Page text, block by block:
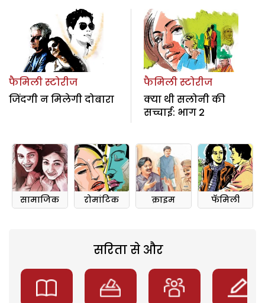
फैमिली स्टोरीज
जिंदगी न मिलेगी दोबारा
फैमिली स्टोरीज
क्या थी सलोनी की
सच्चाई: भाग 2
सामाजिक रोमांटिक क्राइम फॅमिली
सरिता से और